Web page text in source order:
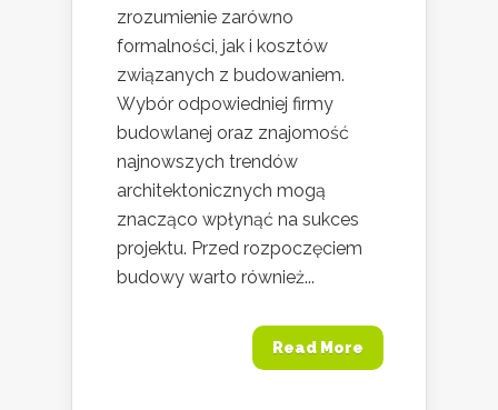
zrozumienie zarówno
formalności, jak i kosztów
związanych z budowaniem.
Wybór odpowiedniej firmy
budowlanej oraz znajomość
najnowszych trendów
architektonicznych mogą
znacząco wpłynąć na sukces
projektu. Przed rozpoczęciem
budowy warto również...
Read More